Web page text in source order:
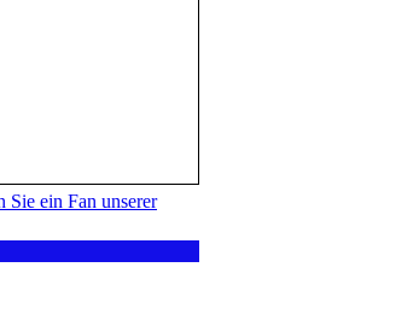
Sie ein Fan unserer